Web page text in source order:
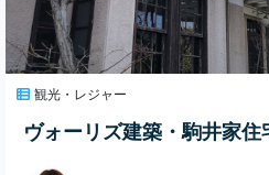
観光・レジャー
ヴォーリズ建築・駒井家住